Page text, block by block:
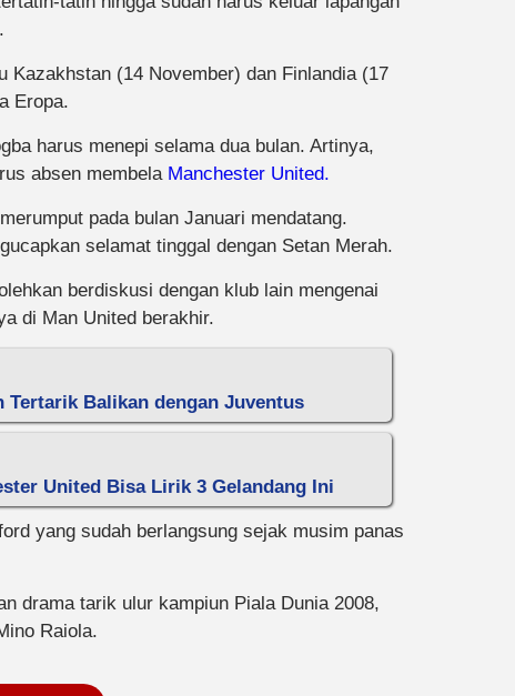
Kazakhstan (14 November) dan Finlandia (17
Eropa.
harus menepi selama dua bulan. Artinya,
absen membela Manchester United.
pada bulan Januari mendatang.
selamat tinggal dengan Setan Merah.
berdiskusi dengan klub lain mengenai
di Man United berakhir.
Balikan dengan Juventus
United Bisa Lirik 3 Gelandang Ini
yang sudah berlangsung sejak musim panas
drama tarik ulur kampiun Piala Dunia 2008,
Raiola.